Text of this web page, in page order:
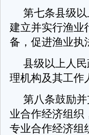
第七条县级
建立并实行渔业
备，促进渔业执
县级以上人
理机构及其工作
第八条鼓励
业合作经济组织
专业合作经济组